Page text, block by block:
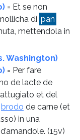
= Et se non
di pan
mettendola in
Washington)
= Per fare
de lacte de
et del
brodo de carne (et
in una
(15v)